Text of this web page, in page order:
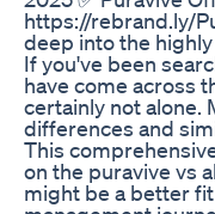
https://rebrand.ly/
deep into the
If you've been
have come across
certainly not alone.
differences and
This
on the puravive vs
might be a better